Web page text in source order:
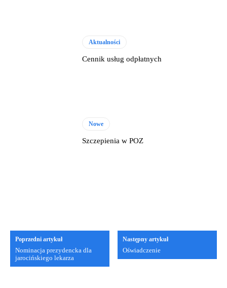
Aktualności
Cennik usług odpłatnych
Nowe
Szczepienia w POZ
Poprzedni artykuł
Nominacja prezydencka dla
jarocińskiego lekarza
Następny artykuł
Oświadczenie